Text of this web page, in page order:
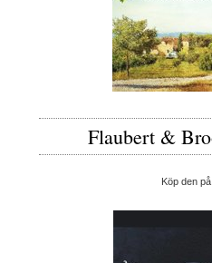
Flaubert &
Köp den